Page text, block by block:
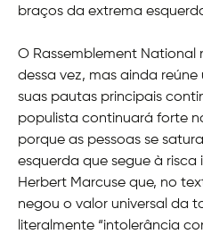
braços da extrema
O Rassemblement
dessa vez, mas ainda
suas pautas principais
populista continuará forte
porque as pessoas se
esquerda que segue à
Herbert Marcuse que, no
negou o valor universal da
literalmente “intolerância